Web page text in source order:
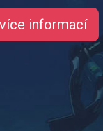
více informací